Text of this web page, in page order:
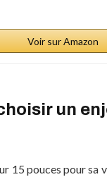
Voir sur Amazon
un
15 pouces pour sa